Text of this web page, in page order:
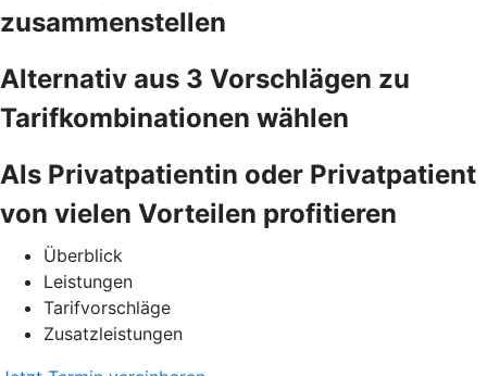
zusammenstellen
Alternativ aus 3 Vorschlägen zu
Tarifkombinationen wählen
Als Privatpatientin oder Privatpatient
von vielen Vorteilen profitieren
Überblick
Leistungen
Tarifvorschläge
Zusatzleistungen